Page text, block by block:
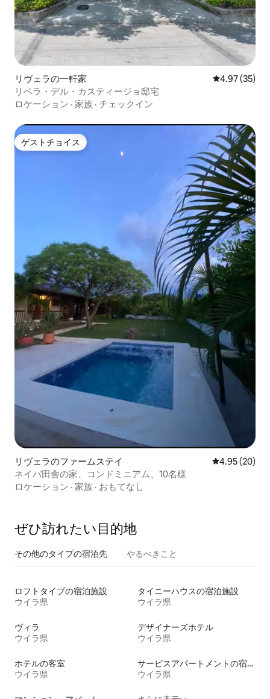
リヴェラの一軒家 レビュー35
4.97 (35)
リベラ・デル・カスティージョ邸宅
ロケーション · 家族 · チェックイン
ゲストチョイス
ゲストチョイス
リヴェラのファームステイ レビュー20
4.95 (20)
ネイバ田舎の家、コンドミニアム、10名様
ロケーション · 家族 · おもてなし
ぜひ訪⁠れ⁠た⁠い目⁠的⁠地
その他のタ⁠イ⁠プ⁠の宿⁠泊⁠先 やるべきこと
ロフトタイプの宿泊施設
ウイラ県
タイニーハウスの宿泊施設
ウイラ県
ヴィラ
ウイラ県
デザイナーズホテル
ウイラ県
ホテルの客室
ウイラ県
サービスアパートメントの宿泊施設
ウイラ県